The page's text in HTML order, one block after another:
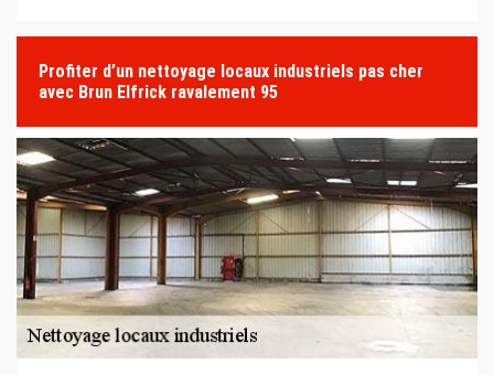
Profiter d’un nettoyage locaux industriels pas cher
avec Brun Elfrick ravalement 95